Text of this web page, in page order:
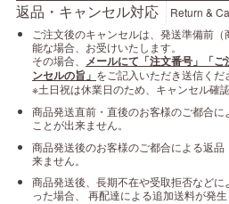
返品・キャンセル対応
Return &
ご注文後のキャンセルは、発送準備前
能な場合、お受けいたします。
その場合、 メールにて「注文番号」「
ンセルの旨」 をご記入いただき送信くだ
※土日祝は休業日のため、キャンセル確
商品発送直前・直後のお客様のご都合
ことが出来ません。
商品発送後のお客様のご都合による返
来ません。
商品発送後、長期不在や受取拒否など
った場合、 再配達による追加送料が発